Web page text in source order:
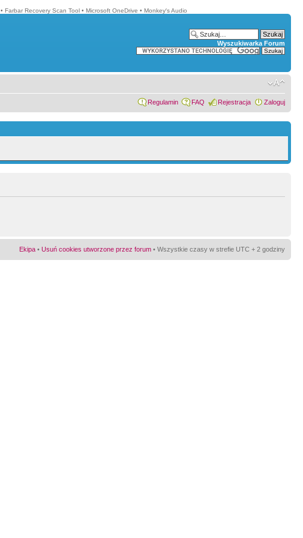
• Farbar Recovery Scan Tool • Microsoft OneDrive • Monkey′s Audio
Wyszukiwarka Forum
Regulamin FAQ Rejestracja Zaloguj
Ekipa • Usuń cookies utworzone przez forum • Wszystkie czasy w strefie UTC + 2 godziny